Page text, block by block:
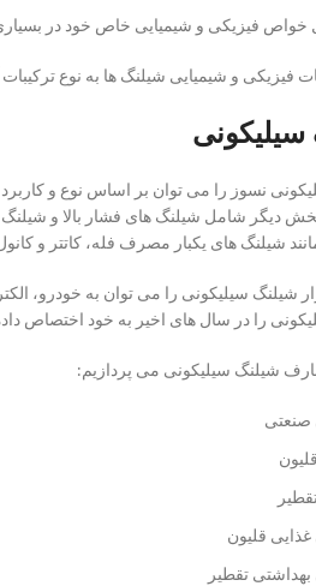
خواص فیزیکی و شیمیایی خاص خود در
فیزیکی و شیمیایی شیلنگ ها به نوع ترکیبات
سیلیکونی
نسوز را می توان بر اساس نوع و
دیگر شامل شیلنگ های فشار بالا و
شیلنگ های یکبار مصرف فله، کاتتر و
شیلنگ سیلیکونی را می توان به خودرو،
را در سال های اخیر به خود
شیلنگ سیلیکونی می پردازیم:
صنعتی
قلیون
تقطیر